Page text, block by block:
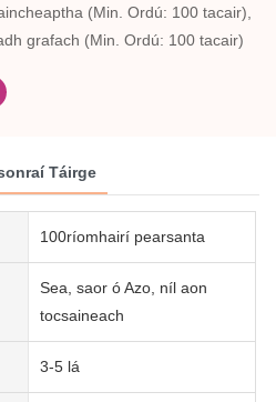
(Min. Ordú: 100 tacair),
grafach (Min. Ordú: 100 tacair)
Táirge
100ríomhairí pearsanta
Sea, saor ó Azo, níl aon
tocsaineach
3-5 lá